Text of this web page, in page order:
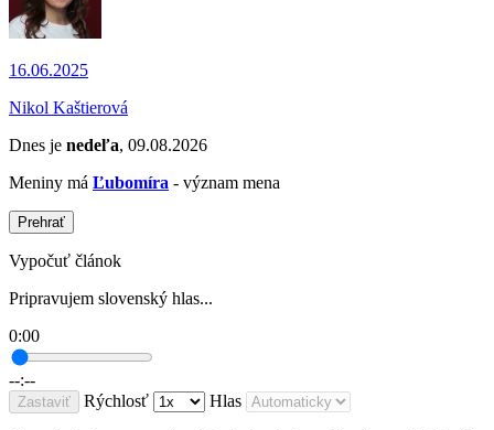
16.06.2025
Nikol Kaštierová
Dnes je nedeľa, 09.08.2026
Meniny má Ľubomíra - význam mena
Prehrať
Vypočuť článok
Pripravujem slovenský hlas...
0:00
--:--
Zastaviť Rýchlosť Hlas